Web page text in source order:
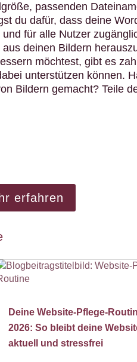
passenden
du dafür, dass deine
für alle Nutzer
deinen Bildern
möchtest, gibt es
unterstützen können.
Bildern gemacht? Teile
erfahren
Deine Website-Pflege-
2026: So bleibt deine
aktuell und stressfrei